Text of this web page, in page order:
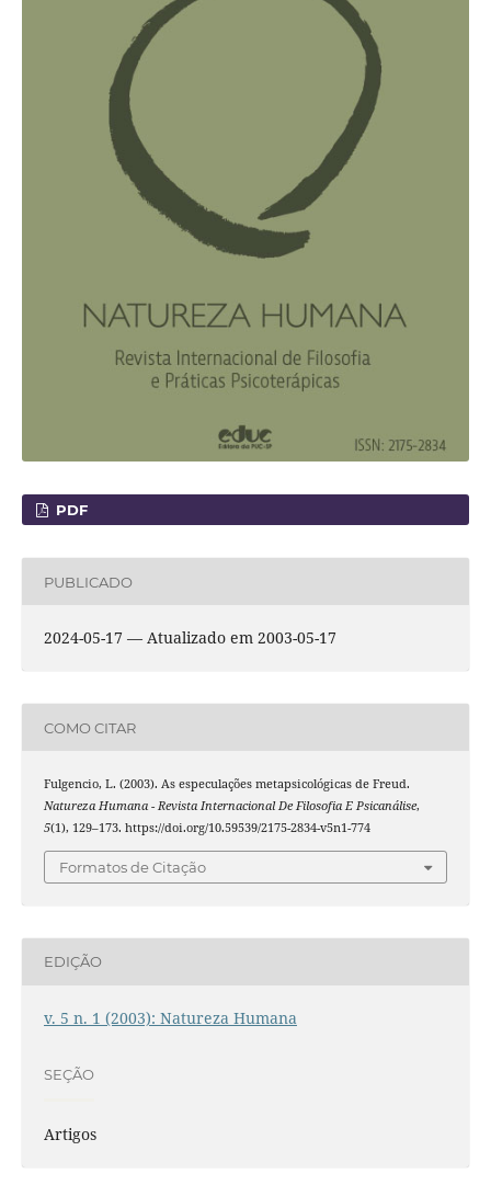
PDF
PUBLICADO
2024-05-17 — Atualizado em 2003-05-17
COMO CITAR
Fulgencio, L. (2003). As especulações metapsicológicas de Freud.
Natureza Humana - Revista Internacional De Filosofia E Psicanálise,
5(1), 129–173. https://doi.org/10.59539/2175-2834-v5n1-774
Formatos de Citação
EDIÇÃO
v. 5 n. 1 (2003): Natureza Humana
SEÇÃO
Artigos